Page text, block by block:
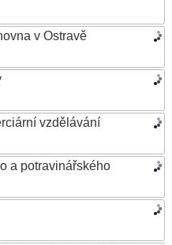
v Ostravě
vzdělávání
a potravinářského